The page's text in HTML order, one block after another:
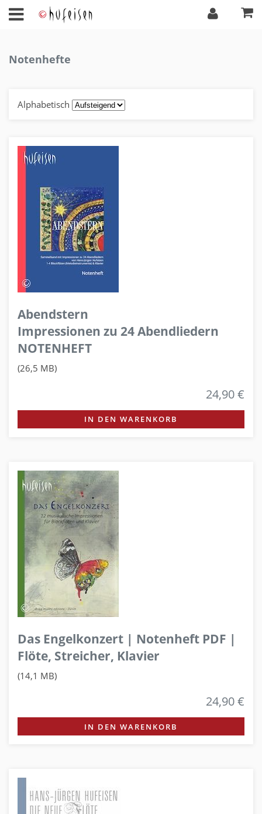
Notenhefte
Alphabetisch
Abendstern
Impressionen zu 24 Abendliedern
NOTENHEFT
(26,5 MB)
24,90 €
IN DEN WARENKORB
Das Engelkonzert | Notenheft PDF |
Flöte, Streicher, Klavier
(14,1 MB)
24,90 €
IN DEN WARENKORB